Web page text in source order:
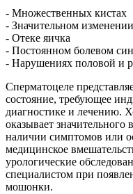
- Множественных кистах
- Значительном
- Отеке яичка
- Постоянном болевом
- Нарушениях половой и
Сперматоцеле
состояние, требующее
диагностике и лечению.
оказывает
наличии симптомов или
медицинское
урологические
специалистом при
мошонки.